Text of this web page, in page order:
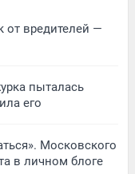
от вредителей —
пыталась
его
Московского
в личном блоге